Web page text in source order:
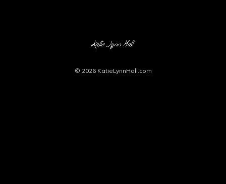
© 2026 KatieLynnHall.com